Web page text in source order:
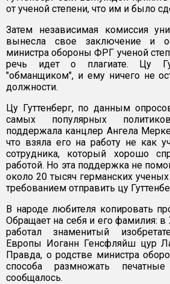
от ученой степени, что им и было
Затем независимая комиссия
вынесла свое заключение и
министра обороны ФРГ ученой
речь идет о плагиате. Цу
"обманщиком", и ему ничего не
должности.
Цу Гуттенберг, по данным
самых популярных
поддержала канцлер Ангела
что взяла его на работу не как
сотрудника, который хорошо
работой. Но эта поддержка не
около 20 тысяч германских
требованием отправить цу
В народе любителя копировать
Обращает на себя и его фамилия:
работал знаменитый
Европы Иоганн Генсфляйш цур
Правда, о родстве министра
способа размножать
сообщалось.